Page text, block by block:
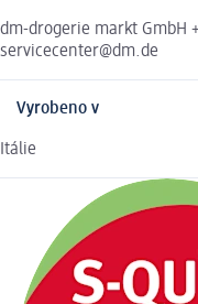
dm-drogerie markt GmbH
servicecenter@dm.de
Vyrobeno v
Itálie